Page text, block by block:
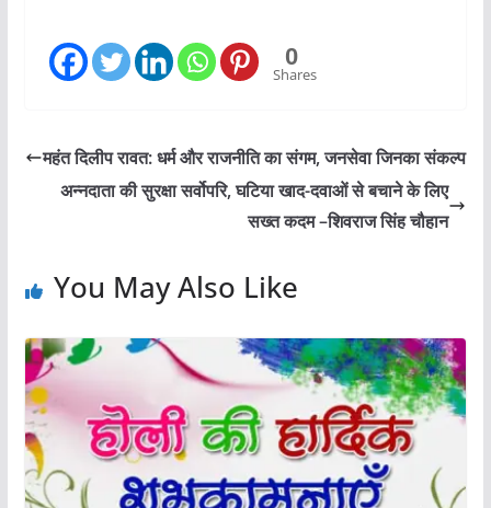
0
Shares
महंत दिलीप रावत: धर्म और राजनीति का संगम, जनसेवा जिनका संकल्प
अन्नदाता की सुरक्षा सर्वोपरि, घटिया खाद-दवाओं से बचाने के लिए
सख्त कदम –शिवराज सिंह चौहान
You May Also Like